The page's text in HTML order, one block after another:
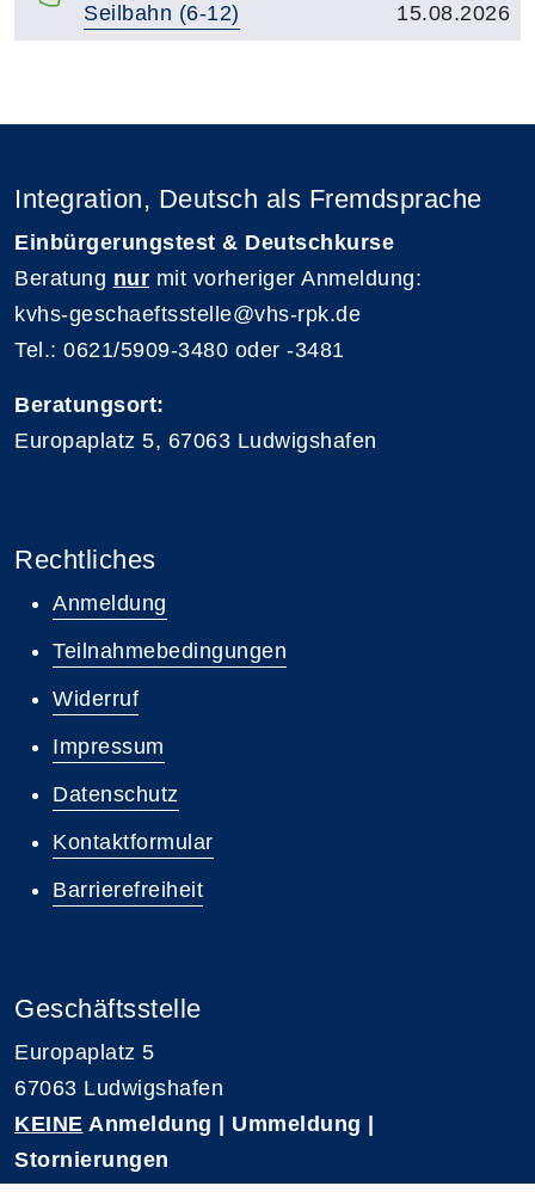
Seilbahn (6-12)
15.08.2026
Integration, Deutsch als Fremdsprache
Einbürgerungstest & Deutschkurse
Beratung nur mit vorheriger Anmeldung:
kvhs-geschaeftsstelle@vhs-rpk.de
Tel.: 0621/5909-3480 oder -3481
Beratungsort:
Europaplatz 5, 67063 Ludwigshafen
Rechtliches
Anmeldung
Teilnahmebedingungen
Widerruf
Impressum
Datenschutz
Kontaktformular
Barrierefreiheit
Geschäftsstelle
Europaplatz 5
67063 Ludwigshafen
KEINE Anmeldung | Ummeldung |
Stornierungen